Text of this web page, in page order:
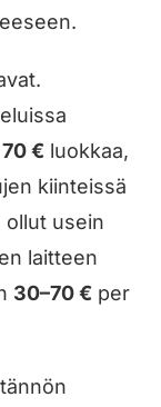
70 € luokkaa,
kiinteissä
ollut usein
laitteen
30–70 € per